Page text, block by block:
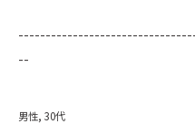
--
男性 30代